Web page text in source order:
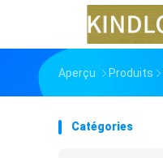
Aperçu Produits
Catégories